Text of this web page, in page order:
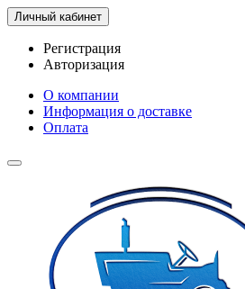
Личный кабинет
Регистрация
Авторизация
О компании
Информация о доставке
Оплата